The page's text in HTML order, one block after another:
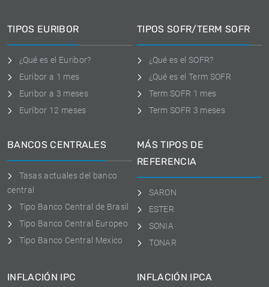
TIPOS EURIBOR
¿Qué es el Euribor?
Euribor a 1 mes
Euribor a 3 meses
Euríbor 12 meses
TIPOS SOFR/TERM SOFR
¿Qué es el SOFR?
¿Qué es el Term SOFR
Term SOFR 1 mes
Term SOFR 3 meses
BANCOS CENTRALES
Tasas actuales del banco
central
Tipo Banco Central de Brasil
Tipo Banco Central Europeo
Tipo Banco Central Mexico
MÁS TIPOS DE
REFERENCIA
SARON
ESTER
SONIA
TONAR
INFLACIÓN IPC INFLACIÓN IPCA